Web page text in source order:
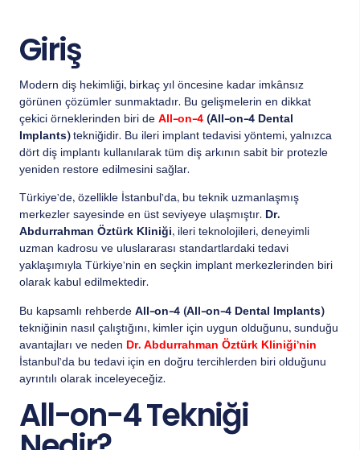
Giriş
Modern diş hekimliği, birkaç yıl öncesine kadar imkânsız
görünen çözümler sunmaktadır. Bu gelişmelerin en dikkat
çekici örneklerinden biri deAll-on-4 (All-on-4 Dental
Implants)tekniğidir. Bu ileri implant tedavisi yöntemi, yalnızca
dört diş implantı kullanılarak tüm diş arkının sabit bir protezle
yeniden restore edilmesini sağlar.
Türkiye’de, özellikle İstanbul’da, bu teknik uzmanlaşmış
merkezler sayesinde en üst seviyeye ulaşmıştır. Dr.
Abdurrahman Öztürk Kliniği, ileri teknolojileri, deneyimli
uzman kadrosu ve uluslararası standartlardaki tedavi
yaklaşımıyla Türkiye’nin en seçkin implant merkezlerinden biri
olarak kabul edilmektedir.
Bu kapsamlı rehberdeAll-on-4 (All-on-4 Dental Implants)
tekniğinin nasıl çalıştığını, kimler için uygun olduğunu, sunduğu
avantajları ve neden Dr. Abdurrahman Öztürk Kliniği’nin
İstanbul’da bu tedavi için en doğru tercihlerden biri olduğunu
ayrıntılı olarak inceleyeceğiz.
All-on-4 Tekniği